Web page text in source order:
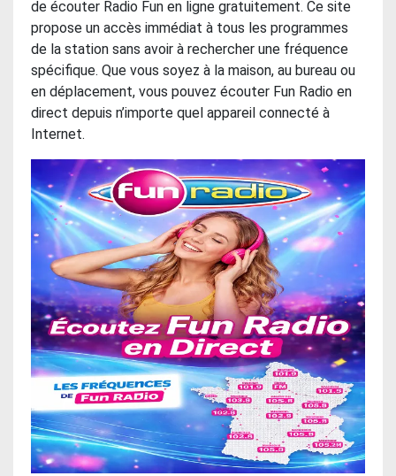
de écouter Radio Fun en ligne gratuitement. Ce site
propose un accès immédiat à tous les programmes
de la station sans avoir à rechercher une fréquence
spécifique. Que vous soyez à la maison, au bureau ou
en déplacement, vous pouvez écouter Fun Radio en
direct depuis n’importe quel appareil connecté à
Internet.